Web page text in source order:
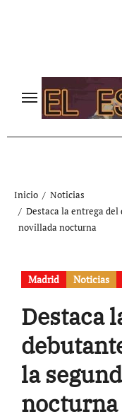
Inicio
Noticias
Destaca la entrega del
novillada nocturna
Madrid Noticias
Destaca
la
nocturna